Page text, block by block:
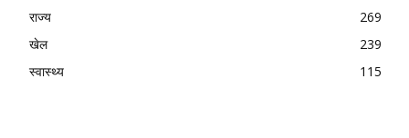
राज्य
269
खेल
239
स्वास्थ्य
115